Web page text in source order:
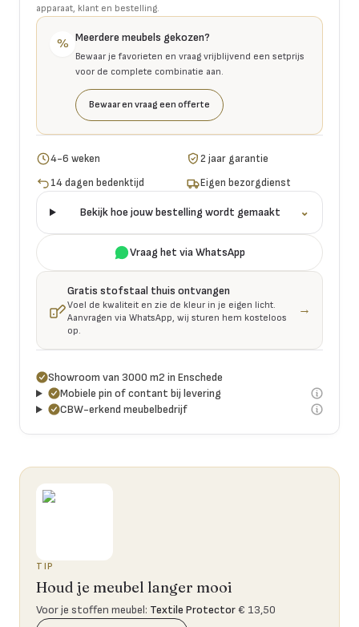
apparaat, klant en bestelling.
% Meerdere meubels gekozen?
Bewaar je favorieten en vraag vrijblijvend een setprijs
voor de complete combinatie aan.
Bewaar en vraag een offerte
4-6 weken
2 jaar garantie
14 dagen bedenktijd
Eigen bezorgdienst
Bekijk hoe jouw bestelling wordt gemaakt ⌄
Vraag het via WhatsApp
Gratis stofstaal thuis ontvangen
Voel de kwaliteit en zie de kleur in je eigen licht.
Aanvragen via WhatsApp, wij sturen hem kosteloos
op.
→
Showroom van 3000 m2 in Enschede
Mobiele pin of contant bij levering
CBW-erkend meubelbedrijf
TIP
Houd je meubel langer mooi
Voor je stoffen meubel: Textile Protector€ 13,50